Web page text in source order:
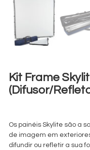
Kit Frame
(Difusor/
Os painéis Skylite são a
de imagem em
difundir ou refletir a sua